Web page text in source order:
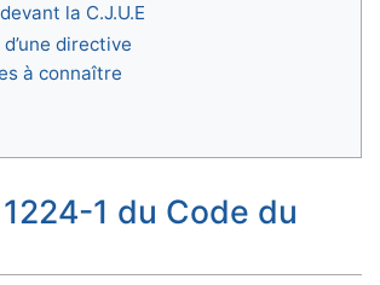
la C.J.U.E
directive
à connaître
1 du Code du